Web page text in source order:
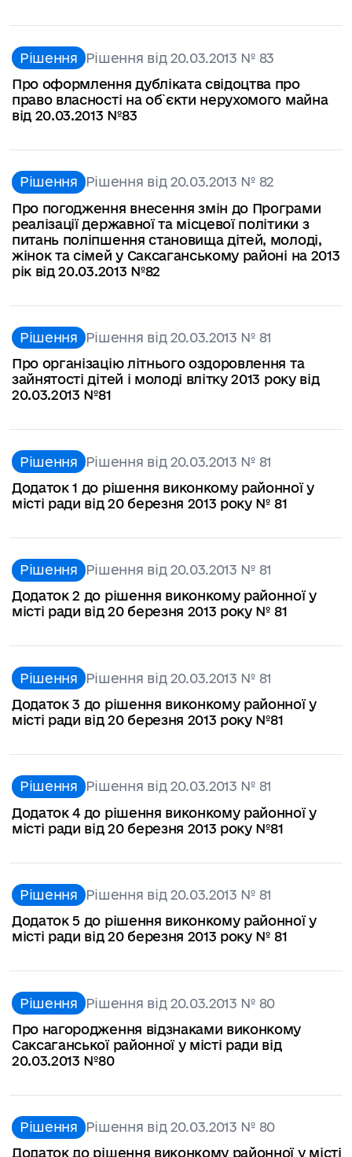
Рішення Рішення від 20.03.2013 № 83
Про оформлення дубліката свідоцтва про
право власності на об`єкти нерухомого майна
від 20.03.2013 №83
Рішення Рішення від 20.03.2013 № 82
Про погодження внесення змін до Програми
реалізації державної та місцевої політики з
питань поліпшення становища дітей, молоді,
жінок та сімей у Саксаганському районі на 2013
рік від 20.03.2013 №82
Рішення Рішення від 20.03.2013 № 81
Про організацію літнього оздоровлення та
зайнятості дітей і молоді влітку 2013 року від
20.03.2013 №81
Рішення Рішення від 20.03.2013 № 81
Додаток 1 до рішення виконкому районної у
місті ради від 20 березня 2013 року № 81
Рішення Рішення від 20.03.2013 № 81
Додаток 2 до рішення виконкому районної у
місті ради від 20 березня 2013 року № 81
Рішення Рішення від 20.03.2013 № 81
Додаток 3 до рішення виконкому районної у
місті ради від 20 березня 2013 року №81
Рішення Рішення від 20.03.2013 № 81
Додаток 4 до рішення виконкому районної у
місті ради від 20 березня 2013 року №81
Рішення Рішення від 20.03.2013 № 81
Додаток 5 до рішення виконкому районної у
місті ради від 20 березня 2013 року № 81
Рішення Рішення від 20.03.2013 № 80
Про нагородження відзнаками виконкому
Саксаганської районної у місті ради від
20.03.2013 №80
Рішення Рішення від 20.03.2013 № 80
Додаток до рішення виконкому районної у місті